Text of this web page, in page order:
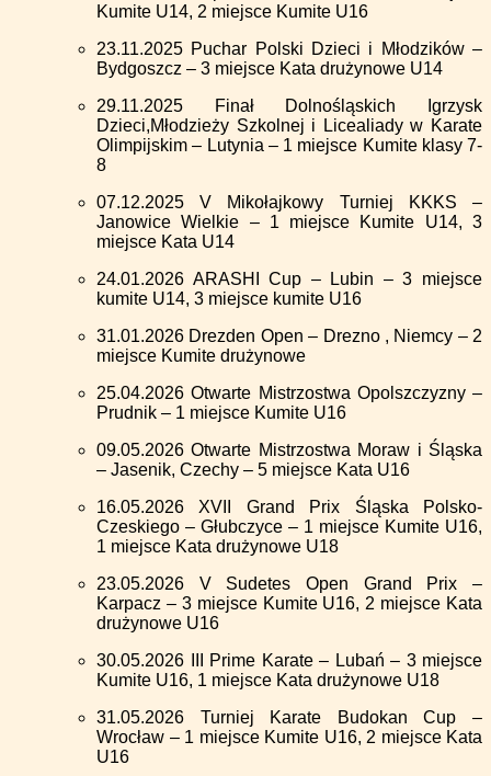
Kumite U14, 2 miejsce Kumite U16
23.11.2025 Puchar Polski Dzieci i Młodzików –
Bydgoszcz – 3 miejsce Kata drużynowe U14
29.11.2025 Finał Dolnośląskich Igrzysk
Dzieci,Młodzieży Szkolnej i Licealiady w Karate
Olimpijskim – Lutynia – 1 miejsce Kumite klasy 7-
8
07.12.2025 V Mikołajkowy Turniej KKKS –
Janowice Wielkie – 1 miejsce Kumite U14, 3
miejsce Kata U14
24.01.2026 ARASHI Cup – Lubin – 3 miejsce
kumite U14, 3 miejsce kumite U16
31.01.2026 Drezden Open – Drezno , Niemcy – 2
miejsce Kumite drużynowe
25.04.2026 Otwarte Mistrzostwa Opolszczyzny –
Prudnik – 1 miejsce Kumite U16
09.05.2026 Otwarte Mistrzostwa Moraw i Śląska
– Jasenik, Czechy – 5 miejsce Kata U16
16.05.2026 XVII Grand Prix Śląska Polsko-
Czeskiego – Głubczyce – 1 miejsce Kumite U16,
1 miejsce Kata drużynowe U18
23.05.2026 V Sudetes Open Grand Prix –
Karpacz – 3 miejsce Kumite U16, 2 miejsce Kata
drużynowe U16
30.05.2026 III Prime Karate – Lubań – 3 miejsce
Kumite U16, 1 miejsce Kata drużynowe U18
31.05.2026 Turniej Karate Budokan Cup –
Wrocław – 1 miejsce Kumite U16, 2 miejsce Kata
U16